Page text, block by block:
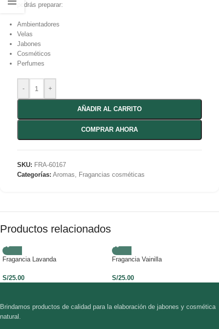
podrás preparar:
Ambientadores
Velas
Jabones
Cosméticos
Perfumes
- +
AÑADIR AL CARRITO
COMPRAR AHORA
SKU: FRA-60167
Categorías: Aromas Fragancias cosméticas
Productos relacionados
Fragancia Lavanda
S/25.00
Fragancia Vainilla
S/25.00
Brindamos productos de calidad para la elaboración de jabones y cosmética
natural.